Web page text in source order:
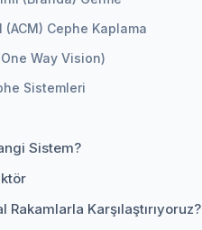
Cephe Kaplama
Way Vision)
Sistemleri
Sistem?
Rakamlarla Karşılaştırıyoruz?